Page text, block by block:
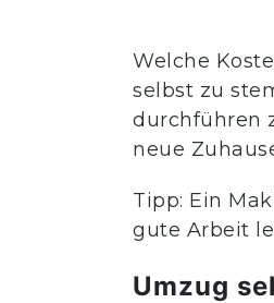
Welche
selbst zu
durchführen
neue
Tipp: Ein
gute Arbeit
Umzug